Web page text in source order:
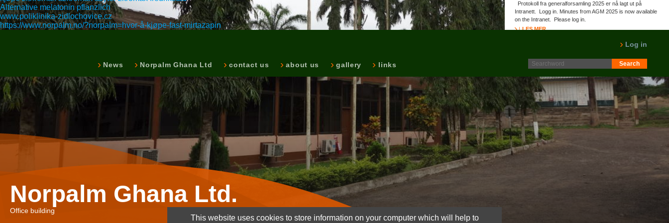
Alternative melatonin pflanzlich
www.poliklinika-zidlochovice.cz
https://www.norpalm.no/?norpalm=hvor-å-kjøpe-fast-mirtazapin
News Norpalm Ghana Ltd contact us about us gallery links
Log in
Protokoll fra generalforsamling 2025 er nå lagt ut på
Intranett. Logg in. Minutes from AGM 2025 is now available
on the Intranet. Please log in.
LES MER
Norpalm Ghana Ltd.
Office building
This website uses cookies to store information on your computer which will help to